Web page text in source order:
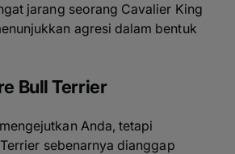
jarang seorang Cavalier King
agresi dalam bentuk
Bull Terrier
Anda, tetapi
sebenarnya dianggap